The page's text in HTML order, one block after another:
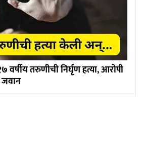
तरुणीची निर्घृण हत्या, आरोपी